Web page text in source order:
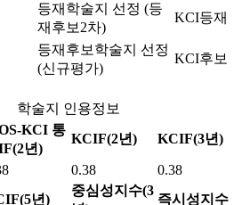
등재학술지 선정 (등
재후보2차)
KCI등재
등재후보학술지 선정
(신규평가)
KCI후보
학술지 인용정보
KCI 통
년)
KCIF(2년) KCIF(3년)
0.38
0.38
년)
중심성지수(3
즉시성지수